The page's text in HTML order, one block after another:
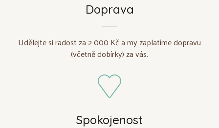
Doprava
Udělejte si radost za 2 000 Kč a my zaplatíme dopravu
(včetně dobírky) za vás.
Spokojenost